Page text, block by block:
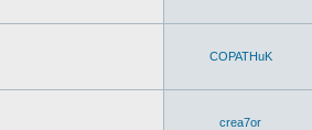
COPATHuK
crea7or